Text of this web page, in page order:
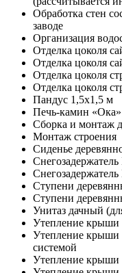
Обработка стен
заводе
Организация
Отделка цоколя
Отделка цоколя
Отделка цоколя
Отделка цоколя
Пандус 1,5х1,5 м
Печь-камин «Ока»
Сборка и монтаж
Монтаж строения
Сиденье
Ступени
Ступени
Унитаз дачный
Утепление крыши
Утепление крыши
системой
Утепление крыши